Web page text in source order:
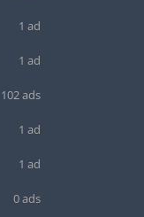
1 ad
1 ad
102 ads
1 ad
1 ad
0 ads